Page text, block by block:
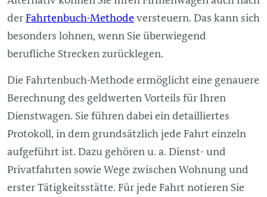
derFahrtenbuch-Methodeversteuern. Das kann sich
besonders lohnen, wenn Sie überwiegend
berufliche Strecken zurücklegen.
Die Fahrtenbuch-Methode ermöglicht eine genauere
Berechnung des geldwerten Vorteils für Ihren
Dienstwagen. Sie führen dabei ein detailliertes
Protokoll, in dem grundsätzlich jede Fahrt einzeln
aufgeführt ist. Dazu gehören u. a. Dienst- und
Privatfahrten sowie Wege zwischen Wohnung und
erster Tätigkeitsstätte. Für jede Fahrt notieren Sie